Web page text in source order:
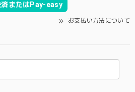
済またはPay-easy
お支払い方法について